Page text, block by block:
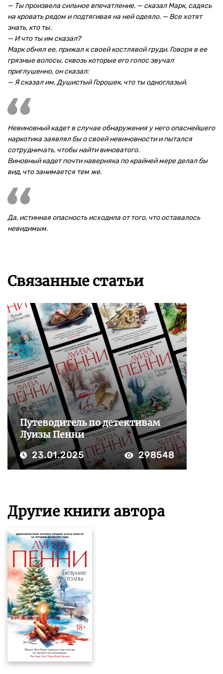
— Ты произвела сильное впечатление, — сказал Марк, садясь
на кровать рядом и подтягивая на ней одеяло. — Все хотят
знать, кто ты.
— И что ты им сказал?
Марк обнял ее, прижал к своей костлявой груди. Говоря в ее
грязные волосы, сквозь которые его голос звучал
приглушенно, он сказал:
— Я сказал им, Душистый Горошек, что ты одноглазый.
Невиновный кадет в случае обнаружения у него опаснейшего
наркотика заявлял бы о своей невиновности и пытался
сотрудничать, чтобы найти виноватого.
Виновный кадет почти наверняка по крайней мере делал бы
вид, что занимается тем же.
Да, истинная опасность исходила от того, что оставалось
невидимым.
Связанные статьи
Путеводитель по детективам
Луизы Пенни
23.01.2025 298548
Другие книги автора